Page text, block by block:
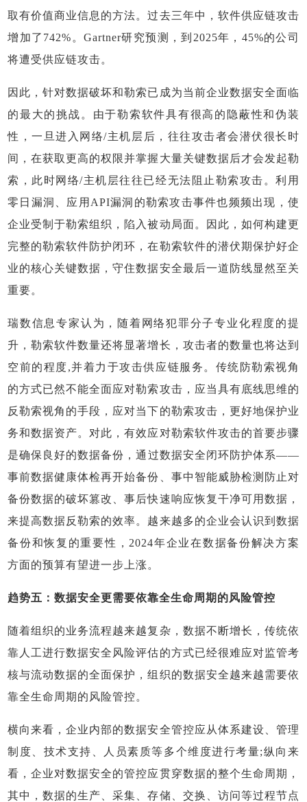
取有价值商业信息的方法。过去三年中，软件供应链攻击
增加了742%。Gartner研究预测，到2025年，45%的公司
将遭受供应链攻击。
因此，针对数据破坏和勒索已成为当前企业数据安全面临
的最大的挑战。由于勒索软件具有很高的隐蔽性和伪装
性，一旦进入网络/主机层后，往往攻击者会潜伏很长时
间，在获取更高的权限并掌握大量关键数据后才会发起勒
索，此时网络/主机层往往已经无法阻止勒索攻击。利用
零日漏洞、应用API漏洞的勒索攻击事件也频频出现，使
企业受制于勒索组织，陷入被动局面。因此，如何构建更
完整的勒索软件防护闭环，在勒索软件的潜伏期保护好企
业的核心关键数据，守住数据安全最后一道防线显然至关
重要。
瑞数信息专家认为，随着网络犯罪分子专业化程度的提
升，勒索软件数量还将显著增长，攻击者的数量也将达到
空前的程度,并着力于攻击供应链服务。传统防勒索视角
的方式已然不能全面应对勒索攻击，应当具有底线思维的
反勒索视角的手段，应对当下的勒索攻击，更好地保护业
务和数据资产。对此，有效应对勒索软件攻击的首要步骤
是确保良好的数据备份，通过数据安全闭环防护体系——
事前数据健康体检再开始备份、事中智能威胁检测防止对
备份数据的破坏篡改、事后快速响应恢复干净可用数据，
来提高数据反勒索的效率。越来越多的企业会认识到数据
备份和恢复的重要性，2024年企业在数据备份解决方案
方面的预算有望进一步上涨。
趋势五：数据安全更需要依靠全生命周期的风险管控
随着组织的业务流程越来越复杂，数据不断增长，传统依
靠人工进行数据安全风险评估的方式已经很难应对监管考
核与流动数据的全面保护，组织的数据安全越来越需要依
靠全生命周期的风险管控。
横向来看，企业内部的数据安全管控应从体系建设、管理
制度、技术支持、人员素质等多个维度进行考量;纵向来
看，企业对数据安全的管控应贯穿数据的整个生命周期，
其中，数据的生产、采集、存储、交换、访问等过程节点